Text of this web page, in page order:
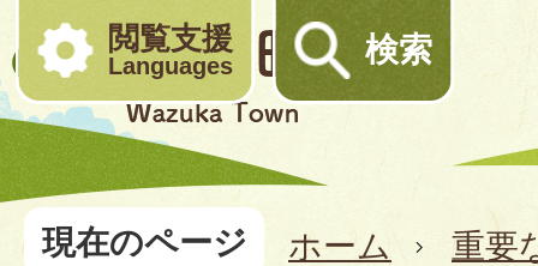
閲覧支援
Languages 検索
現在のページ ホーム 重要